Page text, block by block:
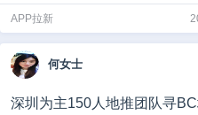
APP拉新
何女士
深圳为主150人地推团队寻